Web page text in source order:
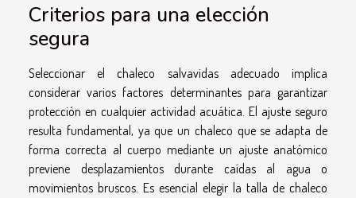
Criterios para una elección
segura
Seleccionar el chaleco salvavidas adecuado implica
considerar varios factores determinantes para garantizar
protección en cualquier actividad acuática. El ajuste seguro
resulta fundamental, ya que un chaleco que se adapta de
forma correcta al cuerpo mediante un ajuste anatómico
previene desplazamientos durante caídas al agua o
movimientos bruscos. Es esencial elegir la talla de chaleco